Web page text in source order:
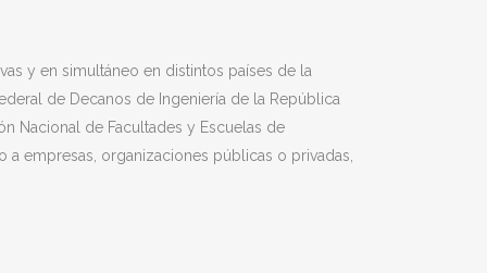
y en simultáneo en distintos países de la
de Decanos de Ingeniería de la República
Nacional de Facultades y Escuelas de
empresas, organizaciones públicas o privadas,